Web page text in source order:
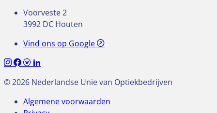
Voorveste 2
3992 DC Houten
Vind ons op Google
© 2026 Nederlandse Unie van Optiekbedrijven
Algemene voorwaarden